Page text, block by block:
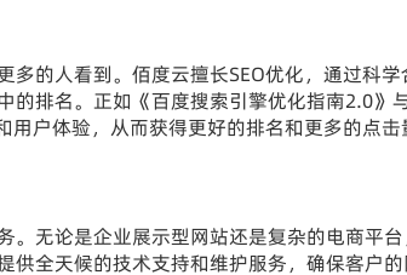
的人看到。佰度云擅长SEO优化，通过科学
排名。正如《百度搜索引擎优化指南2.0》
户体验，从而获得更好的排名和更多的点击
无论是企业展示型网站还是复杂的电商平
全天候的技术支持和维护服务，确保客户